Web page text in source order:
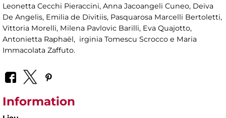
Leonetta Cecchi Pieraccini, Anna Jacoangeli Cuneo, Deiva
De Angelis, Emilia de Divitiis, Pasquarosa Marcelli Bertoletti,
Vittoria Morelli, Milena Pavlovic Barilli, Eva Quajotto,
Antonietta Raphaël, irginia Tomescu Scrocco e Maria
Immacolata Zaffuto.
Information